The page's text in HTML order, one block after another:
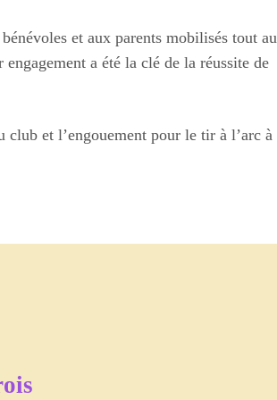
et aux parents mobilisés tout au
a été la clé de la réussite de
et l’engouement pour le tir à l’arc à